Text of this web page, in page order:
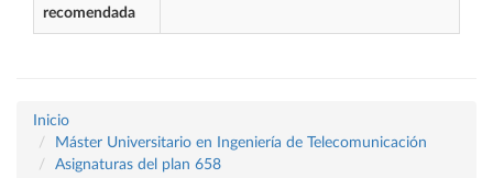
recomendada
Inicio
Máster Universitario en Ingeniería de Telecomunicación
Asignaturas del plan 658